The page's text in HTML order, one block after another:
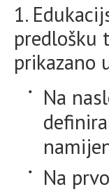
1.
predlošku
prikazano
Na
Na